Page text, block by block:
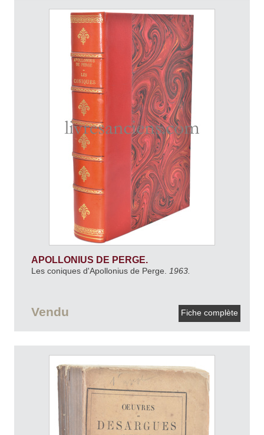
APOLLONIUS DE PERGE.
Les coniques d'Apollonius de Perge. 1963.
Vendu Fiche complète